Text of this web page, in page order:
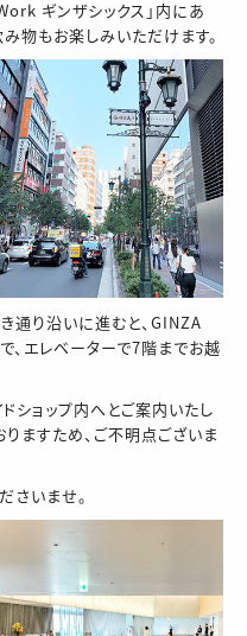
ギンザシックス」内にあ
物もお楽しみいただけます。
通り沿いに進むと、GINZA
、エレベーターで7階までお越
ショップ内へとご案内いたし
ますため、ご不明点ございま
さいませ。